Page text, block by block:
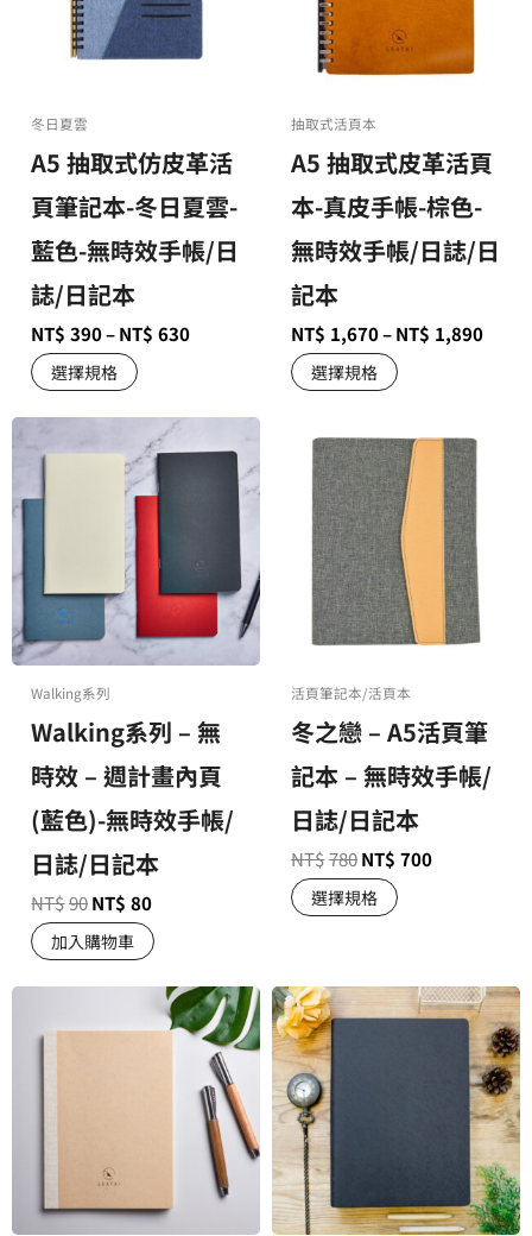
冬日夏雲
A5 抽取式仿皮革活
頁筆記本-冬日夏雲-
藍色-無時效手帳/日
誌/日記本
NT$ 390–NT$ 630
選擇規格
抽取式活頁本
A5 抽取式皮革活頁
本-真皮手帳-棕色-
無時效手帳/日誌/日
記本
NT$ 1,670–NT$ 1,890
選擇規格
Walking系列
Walking系列 – 無
時效 – 週計畫內頁
(藍色)-無時效手帳/
日誌/日記本
NT$90NT$ 80
加入購物車
活頁筆記本/活頁本
冬之戀 – A5活頁筆
記本 – 無時效手帳/
日誌/日記本
NT$780NT$ 700
選擇規格